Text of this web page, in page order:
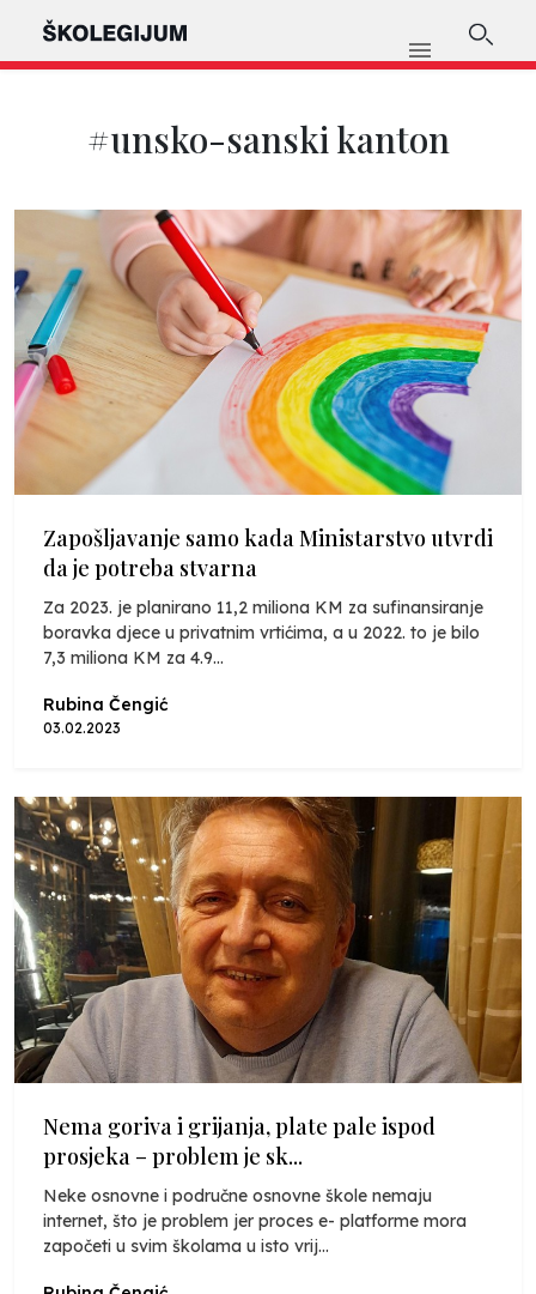
#unsko-sanski kanton
Zapošljavanje samo kada Ministarstvo utvrdi
da je potreba stvarna
Za 2023. je planirano 11,2 miliona KM za sufinansiranje
boravka djece u privatnim vrtićima, a u 2022. to je bilo
7,3 miliona KM za 4.9...
Rubina Čengić
03.02.2023
Nema goriva i grijanja, plate pale ispod
prosjeka – problem je sk...
Neke osnovne i područne osnovne škole nemaju
internet, što je problem jer proces e- platforme mora
započeti u svim školama u isto vrij...